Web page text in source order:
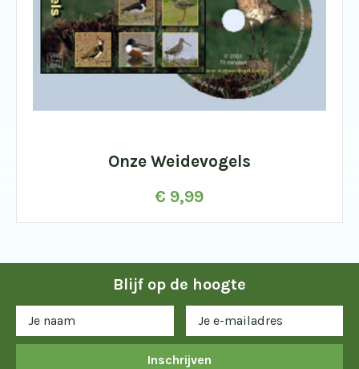
Onze Weidevogels
€ 9,99
Blijf op de hoogte
Inschrijven